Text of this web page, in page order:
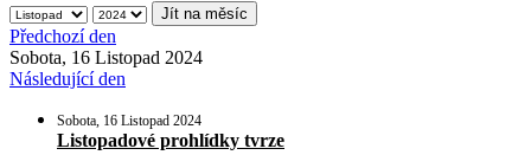
Jít na měsíc
Předchozí den
Sobota, 16 Listopad 2024
Následující den
Sobota, 16 Listopad 2024
Listopadové prohlídky tvrze